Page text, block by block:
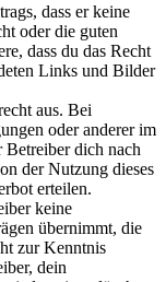
dass er keine
oder die guten
dass du das Recht
Links und Bilder
aus. Bei
oder anderer im
dich nach
der Nutzung dieses
erteilen.
keine
übernimmt, die
zur Kenntnis
dein